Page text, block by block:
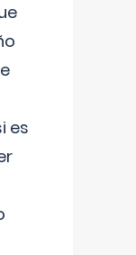
es